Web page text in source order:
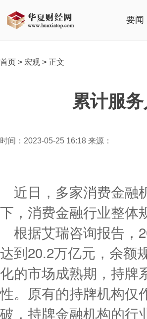
要闻
首页 > 宏观 > 正文
累计服
时间：2023-05-25 16:18 来源：
近日，多家消费金融
下，消费金融行业整体
根据艾瑞咨询报告，
达到20.2万亿元，余额
化的市场成熟期，持牌
性。原有的持牌机构仅
破，持牌金融机构的行